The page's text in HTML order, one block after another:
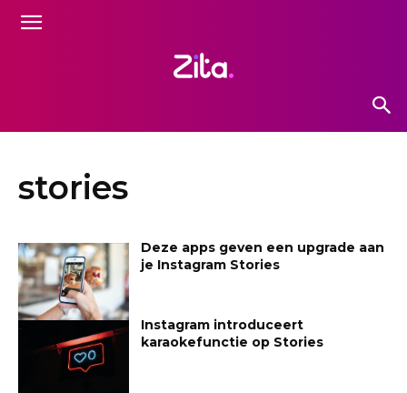
stories
Deze apps geven een upgrade aan
je Instagram Stories
Instagram introduceert
karaokefunctie op Stories